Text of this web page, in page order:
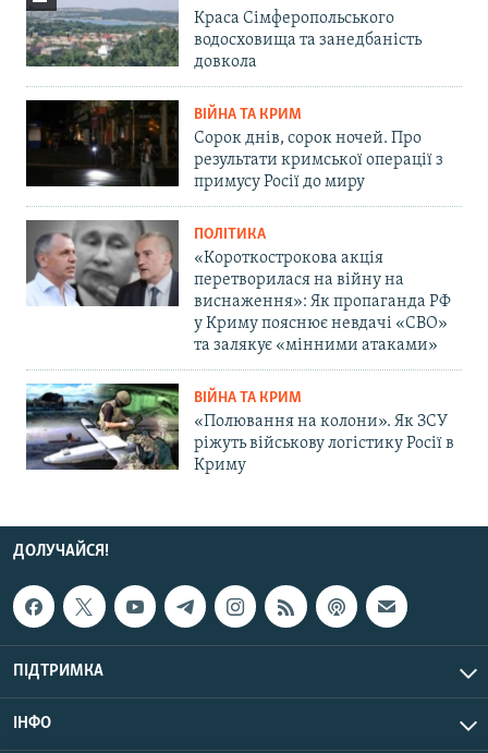
Краса Сімферопольського
водосховища та занедбаність
довкола
ВІЙНА ТА КРИМ
Сорок днів, сорок ночей. Про
результати кримської операції з
примусу Росії до миру
ПОЛІТИКА
«Короткострокова акція
перетворилася на війну на
виснаження»: Як пропаганда РФ
у Криму пояснює невдачі «СВО»
та залякує «мінними атаками»
ВІЙНА ТА КРИМ
«Полювання на колони». Як ЗСУ
ріжуть військову логістику Росії в
Криму
ДОЛУЧАЙСЯ!
ПІДТРИМКА
ІНФО